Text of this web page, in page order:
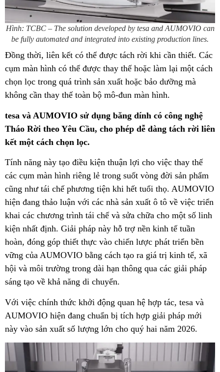
Hình: TCBC – The solution developed by tesa and AUMOVIO can
be fully automated and integrated into existing production lines.
Đồng thời, liên kết có thể được tách rời khi cần thiết. Các
cụm màn hình có thể được thay thế hoặc làm lại một cách
chọn lọc trong quá trình sản xuất hoặc bảo dưỡng mà
không cần thay thế toàn bộ mô-đun màn hình.
tesa và AUMOVIO sử dụng băng dính có công nghệ
Tháo Rời theo Yêu Cầu, cho phép dễ dàng tách rời liên
kết một cách chọn lọc.
Tính năng này tạo điều kiện thuận lợi cho việc thay thế
các cụm màn hình riêng lẻ trong suốt vòng đời sản phẩm
cũng như tái chế phương tiện khi hết tuổi thọ. AUMOVIO
hiện đang thảo luận với các nhà sản xuất ô tô về việc triển
khai các chương trình tái chế và sửa chữa cho một số linh
kiện nhất định. Giải pháp này hỗ trợ nền kinh tế tuần
hoàn, đóng góp thiết thực vào chiến lược phát triển bền
vững của AUMOVIO bằng cách tạo ra giá trị kinh tế, xã
hội và môi trường trong dài hạn thông qua các giải pháp
sáng tạo về khả năng di chuyển.
Với việc chính thức khởi động quan hệ hợp tác, tesa và
AUMOVIO hiện đang chuẩn bị tích hợp giải pháp mới
này vào sản xuất số lượng lớn cho quý hai năm 2026.